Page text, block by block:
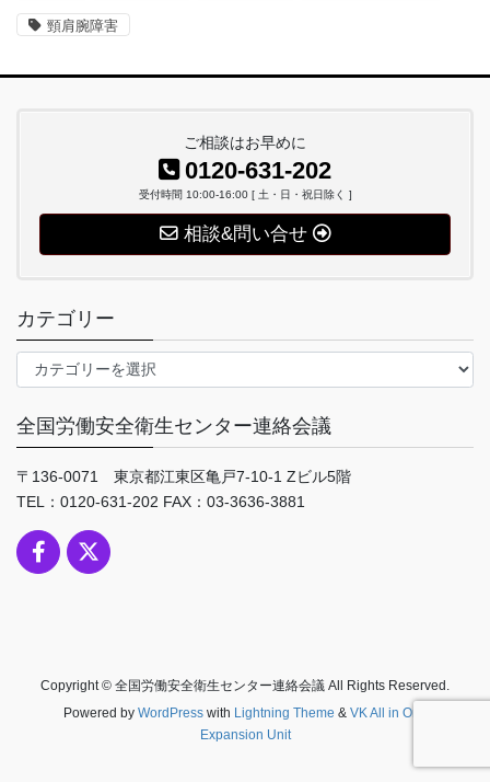
頸肩腕障害
ご相談はお早めに
0120-631-202
受付時間 10:00-16:00 [ 土・日・祝日除く ]
相談&問い合せ
カテゴリー
テ
リ
ー
全国労働安全衛生センター連絡会議
〒136-0071 東京都江東区亀戸7-10-1 Zビル5階
TEL：0120-631-202 FAX：03-3636-3881
Copyright © 全国労働安全衛生センター連絡会議 All Rights Reserved.
Powered by WordPresswith Lightning Theme & VK All in One
Expansion Unit